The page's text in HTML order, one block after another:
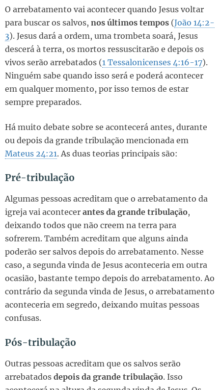
O arrebatamento vai acontecer quando Jesus voltar
para buscar os salvos, nos últimos tempos (João 14:2-
3). Jesus dará a ordem, uma trombeta soará, Jesus
descerá à terra, os mortos ressuscitarão e depois os
vivos serão arrebatados (1 Tessalonicenses 4:16-17).
Ninguém sabe quando isso será e poderá acontecer
em qualquer momento, por isso temos de estar
sempre preparados.
Há muito debate sobre se acontecerá antes, durante
ou depois da grande tribulação mencionada em
Mateus 24:21. As duas teorias principais são:
Pré-tribulação
Algumas pessoas acreditam que o arrebatamento da
igreja vai acontecer antes da grande tribulação,
deixando todos que não creem na terra para
sofrerem. Também acreditam que alguns ainda
poderão ser salvos depois do arrebatamento. Nesse
caso, a segunda vinda de Jesus aconteceria em outra
ocasião, bastante tempo depois do arrebatamento. Ao
contrário da segunda vinda de Jesus, o arrebatamento
aconteceria em segredo, deixando muitas pessoas
confusas.
Pós-tribulação
Outras pessoas acreditam que os salvos serão
arrebatados depois da grande tribulação. Isso